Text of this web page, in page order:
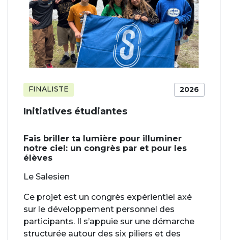
2026
FINALISTE
Initiatives étudiantes
Fais briller ta lumière pour illuminer
notre ciel: un congrès par et pour les
élèves
Le Salesien
Ce projet est un congrès expérientiel axé
sur le développement personnel des
participants. Il s’appuie sur une démarche
structurée autour des six piliers et des